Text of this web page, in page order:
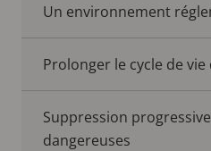
Un environnement
Prolonger le cycle de
Suppression
dangereuses